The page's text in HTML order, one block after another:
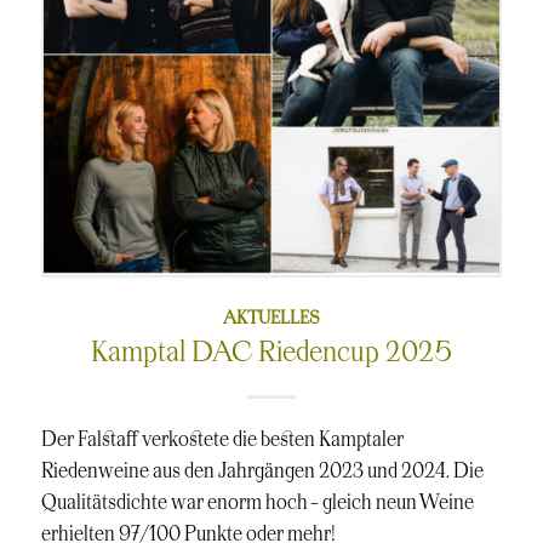
AKTUELLES
Kamptal DAC Riedencup 2025
Der Falstaff verkostete die besten Kamptaler
Riedenweine aus den Jahrgängen 2023 und 2024. Die
Qualitätsdichte war enorm hoch – gleich neun Weine
erhielten 97/100 Punkte oder mehr!